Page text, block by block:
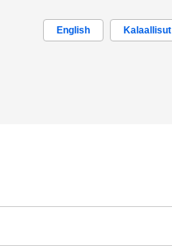
English Kalaallisut